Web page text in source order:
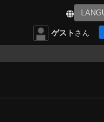
ゲスト さん